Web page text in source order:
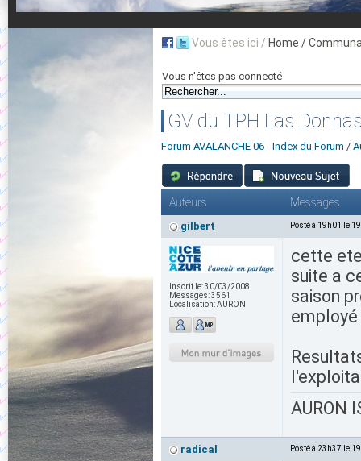
Vous êtes ici / Home /
Vous n'êtes pas connecté
GV du TPH Las
Forum AVALANCHE 06 - Index du Forum /
Auteurs Messages
gilbert Posté à 19h01 le
Inscrit le:30/03/2008
Messages:3561
Localisation:AURON
cette
suite a
saison
AURON
radical Posté à 23h37 le